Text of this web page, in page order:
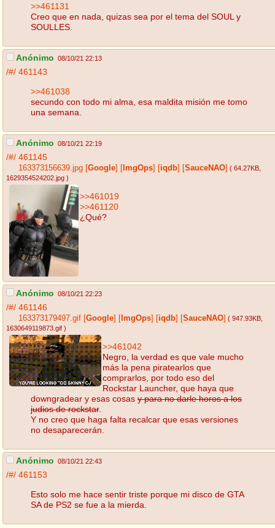
>>461131
Creo que en nada, quizas sea por el tema del SOUL y
SOULLES.
Anónimo 08/10/21 22:13
/#/ 461143
>>461038
secundo con todo mi alma, esa maldita misión me tomo
una semana.
Anónimo 08/10/21 22:19
/#/ 461145
163373156639.jpg Google ImgOps iqdb SauceNAO ( 64.27KB
1629354524202.jpg )
>>461019
>>461120
¿Qué?
Anónimo 08/10/21 22:23
/#/ 461146
163373179497.gif Google ImgOps iqdb SauceNAO ( 947.93KB
1630649119873.gif )
>>461042
Negro, la verdad es que vale mucho
más la pena piratearlos que
comprarlos, por todo eso del
Rockstar Launcher, que haya que
downgradear y esas cosas y para no darle horos a los
judios de rockstar.
Y no creo que haga falta recalcar que esas versiones
no desaparecerán.
Anónimo 08/10/21 22:43
/#/ 461153
Esto solo me hace sentir triste porque mi disco de GTA
SA de PS2 se fue a la mierda.